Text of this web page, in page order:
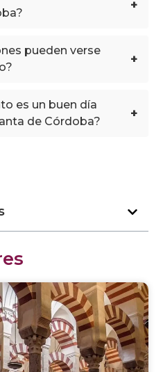
+
pueden verse
+
es un buen día
de Córdoba?
+